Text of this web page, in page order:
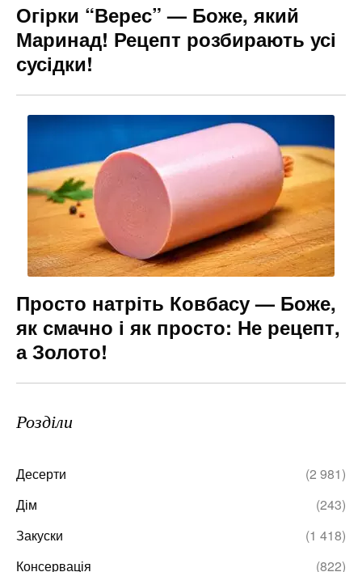
Огірки “Верес” — Боже, який
Маринад! Рецепт розбирають усі
сусідки!
Просто натріть Ковбасу — Боже,
як смачно і як просто: Не рецепт,
а Золото!
Розділи
Десерти
(2 981)
Дім
(243)
Закуски
(1 418)
Консервація
(822)